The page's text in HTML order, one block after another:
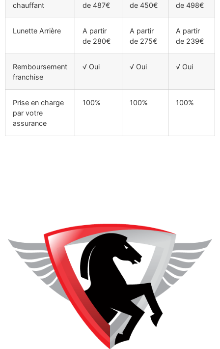
chauffant
de 487€
de 450€
de 498€
Lunette Arrière
A partir
de 280€
A partir
de 275€
A partir
de 239€
Remboursement
franchise
√ Oui √ Oui √ Oui
Prise en charge
par votre
assurance
100% 100% 100%